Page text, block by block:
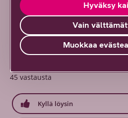
Löysitkö etsimäsi
45 vastausta
Kyllä löysin
Vain
Hyväksy
Muokkaa